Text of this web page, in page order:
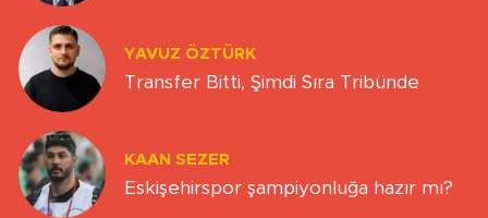
YAVUZ ÖZTÜRK
Transfer Bitti, Şimdi Sıra Tribünde
KAAN SEZER
Eskişehirspor şampiyonluğa hazır mı?